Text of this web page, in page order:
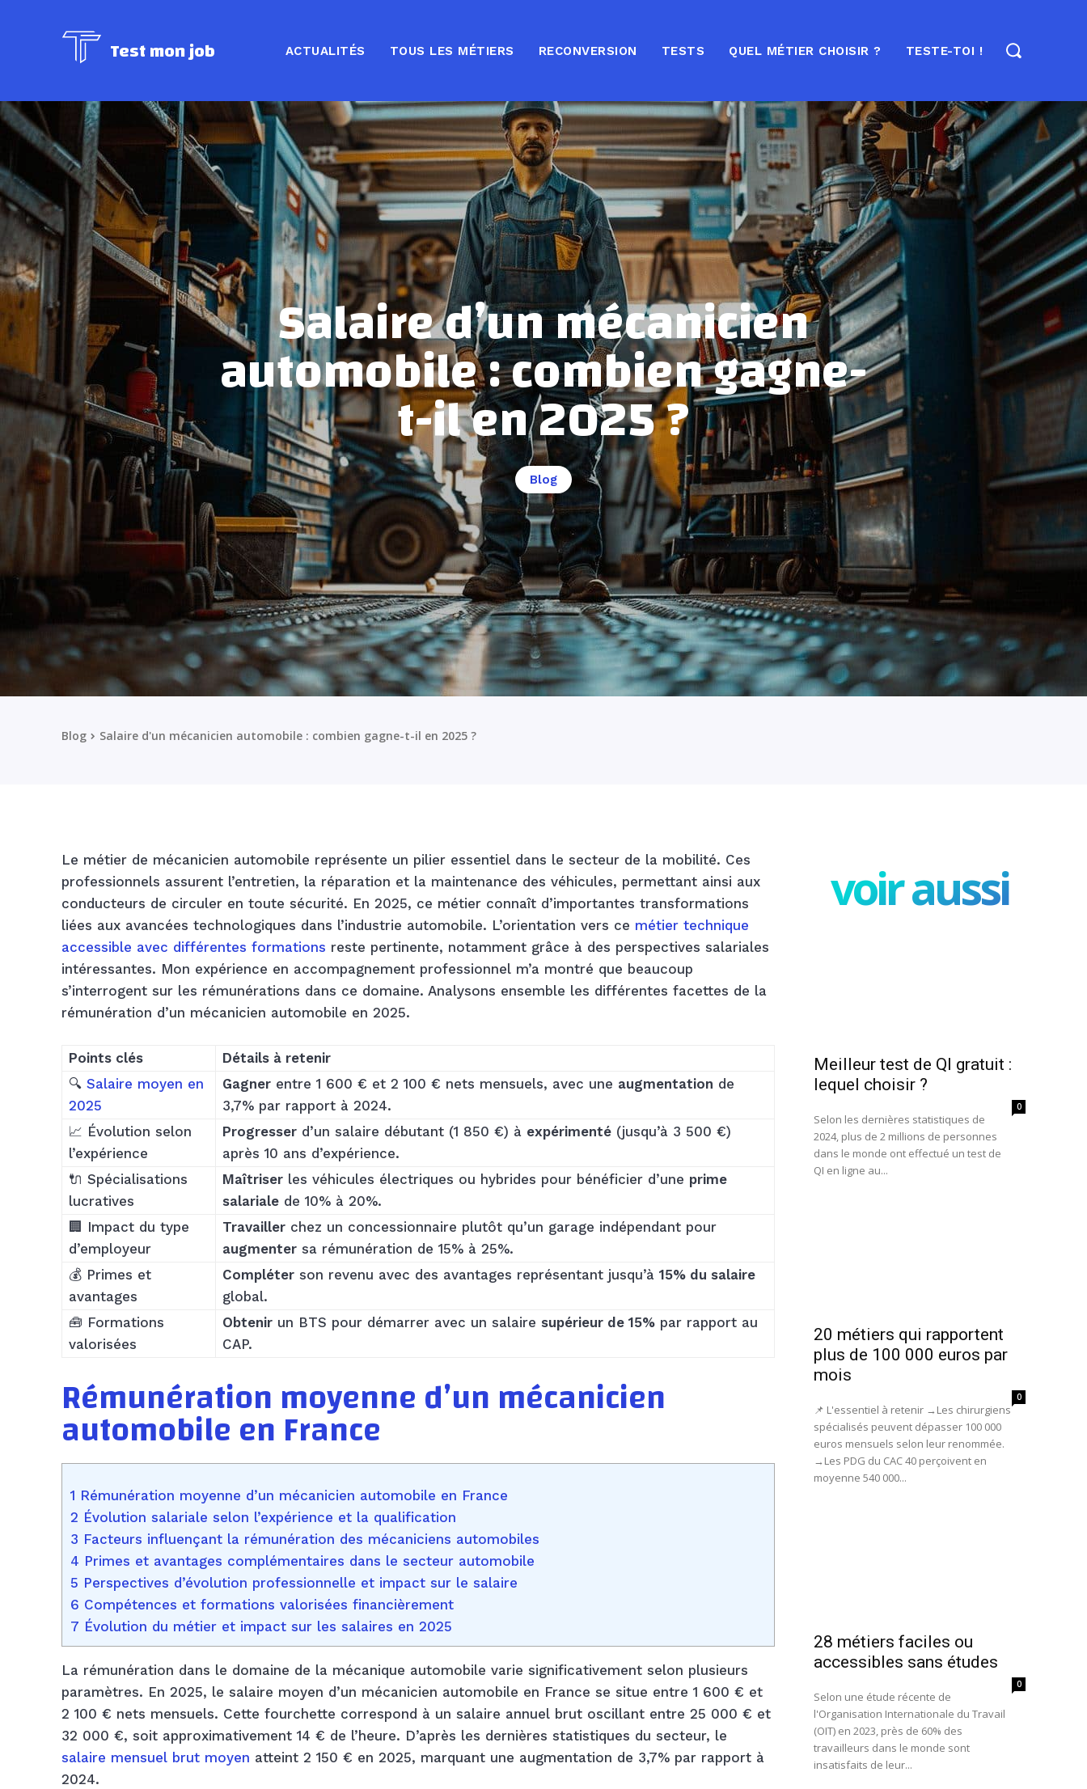
Test mon job ACTUALITÉS TOUS LES MÉTIERS RECONVERSION TESTS QUEL MÉTIER CHOISIR ? TESTE-TOI !
Salaire d’un mécanicien
automobile : combien gagne-
t-il en 2025 ?
Blog
Blog Salaire d'un mécanicien automobile : combien gagne-t-il en 2025 ?
Le métier de mécanicien automobile représente un pilier essentiel dans le secteur de la mobilité. Ces
professionnels assurent l’entretien, la réparation et la maintenance des véhicules, permettant ainsi aux
conducteurs de circuler en toute sécurité. En 2025, ce métier connaît d’importantes transformations
liées aux avancées technologiques dans l’industrie automobile. L’orientation vers ce métier technique
accessible avec différentes formations reste pertinente, notamment grâce à des perspectives salariales
intéressantes. Mon expérience en accompagnement professionnel m’a montré que beaucoup
s’interrogent sur les rémunérations dans ce domaine. Analysons ensemble les différentes facettes de la
rémunération d’un mécanicien automobile en 2025.
Points clés
Détails à retenir
🔍 Salaire moyen en
2025
Gagner entre 1 600 € et 2 100 € nets mensuels, avec une augmentation de
3,7% par rapport à 2024.
📈 Évolution selon
l’expérience
Progresser d’un salaire débutant (1 850 €) à expérimenté (jusqu’à 3 500 €)
après 10 ans d’expérience.
🔌 Spécialisations
lucratives
Maîtriser les véhicules électriques ou hybrides pour bénéficier d’une prime
salariale de 10% à 20%.
🏢 Impact du type
d’employeur
Travailler chez un concessionnaire plutôt qu’un garage indépendant pour
augmenter sa rémunération de 15% à 25%.
💰 Primes et
avantages
Compléter son revenu avec des avantages représentant jusqu’à 15% du salaire
global.
🧰 Formations
valorisées
Obtenir un BTS pour démarrer avec un salaire supérieur de 15% par rapport au
CAP.
Rémunération moyenne d’un mécanicien
automobile en France
1 Rémunération moyenne d’un mécanicien automobile en France
2 Évolution salariale selon l’expérience et la qualification
3 Facteurs influençant la rémunération des mécaniciens automobiles
4 Primes et avantages complémentaires dans le secteur automobile
5 Perspectives d’évolution professionnelle et impact sur le salaire
6 Compétences et formations valorisées financièrement
7 Évolution du métier et impact sur les salaires en 2025
La rémunération dans le domaine de la mécanique automobile varie significativement selon plusieurs
paramètres. En 2025, le salaire moyen d’un mécanicien automobile en France se situe entre 1 600 € et
2 100 € nets mensuels. Cette fourchette correspond à un salaire annuel brut oscillant entre 25 000 € et
32 000 €, soit approximativement 14 € de l’heure. D’après les dernières statistiques du secteur, le
salaire mensuel brut moyen atteint 2 150 € en 2025, marquant une augmentation de 3,7% par rapport à
2024.
voir aussi
Meilleur test de QI gratuit :
lequel choisir ?
0
Selon les dernières statistiques de
2024, plus de 2 millions de personnes
dans le monde ont effectué un test de
QI en ligne au...
20 métiers qui rapportent
plus de 100 000 euros par
mois
0
📌 L'essentiel à retenir →Les chirurgiens
spécialisés peuvent dépasser 100 000
euros mensuels selon leur renommée.
→Les PDG du CAC 40 perçoivent en
moyenne 540 000...
28 métiers faciles ou
accessibles sans études
0
Selon une étude récente de
l'Organisation Internationale du Travail
(OIT) en 2023, près de 60% des
travailleurs dans le monde sont
insatisfaits de leur...